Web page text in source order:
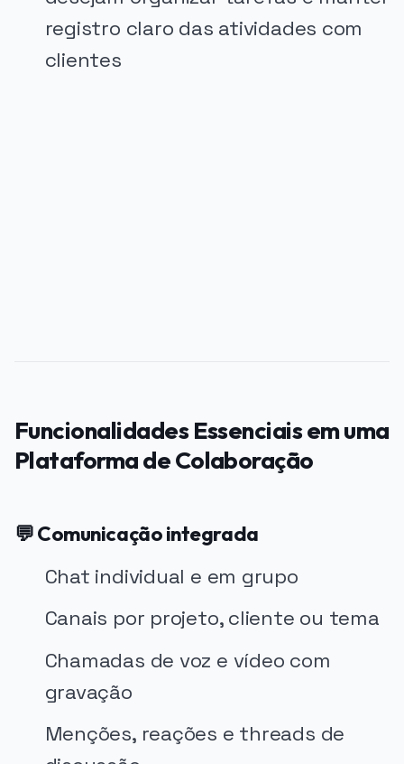
registro claro das atividades com
clientes
Funcionalidades Essenciais em uma
Plataforma de Colaboração
💬 Comunicação integrada
Chat individual e em grupo
Canais por projeto, cliente ou tema
Chamadas de voz e vídeo com
gravação
Menções, reações e threads de